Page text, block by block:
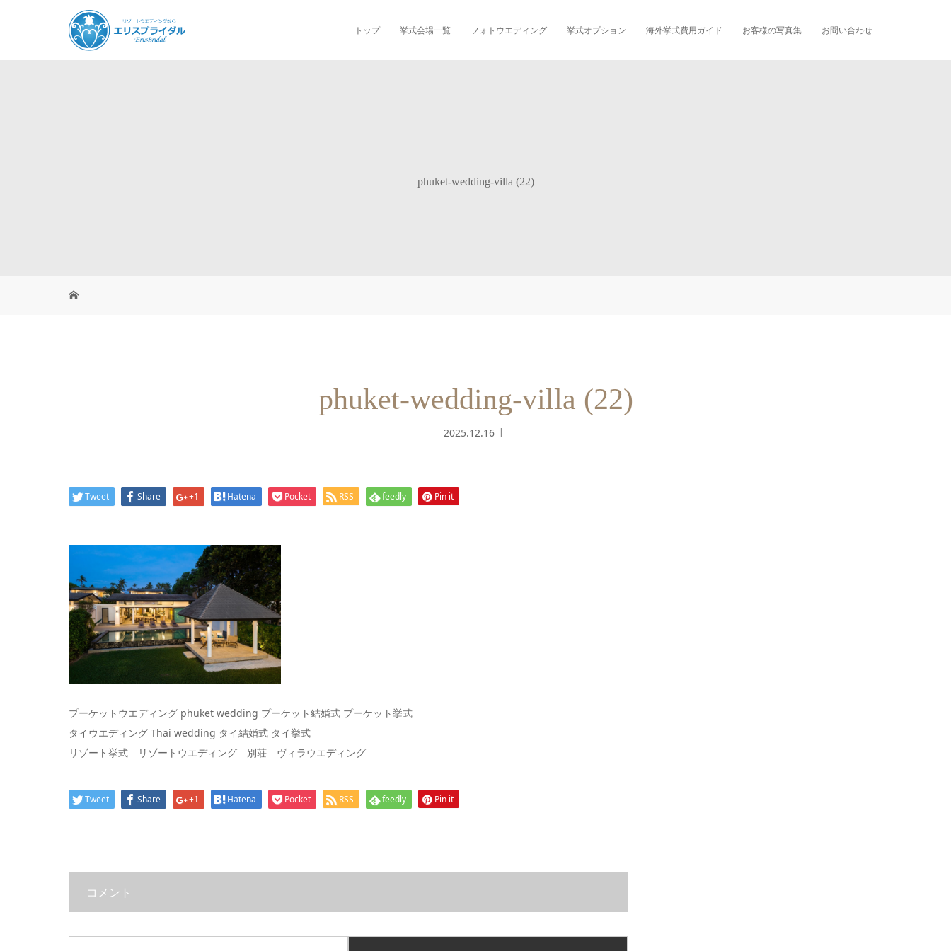
トップ 挙式会場一覧 フォトウエディング 挙式オプション 海外挙式費用ガイド お客様の写真集 お問い合わせ
phuket-wedding-villa (22)
phuket-wedding-villa (22)
2025.12.16
Tweet Share +1 Hatena Pocket RSS feedly Pin it
プーケットウエディング phuket wedding プーケット結婚式 プーケット挙式
タイウエディング Thai wedding タイ結婚式 タイ挙式
リゾート挙式 リゾートウエディング 別荘 ヴィラウエディング
Tweet Share +1 Hatena Pocket RSS feedly Pin it
コメント